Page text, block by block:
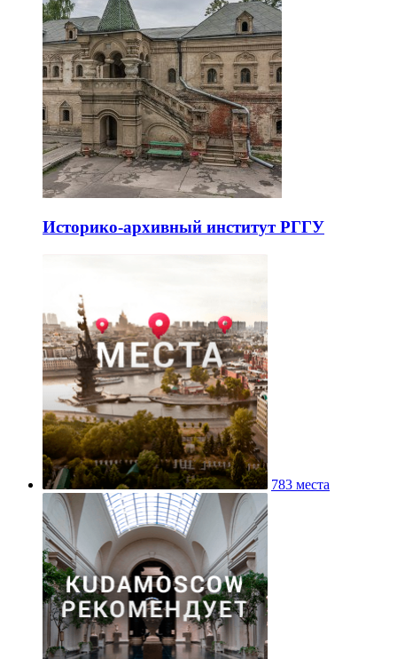
Историко-архивный институт РГГУ
783 места